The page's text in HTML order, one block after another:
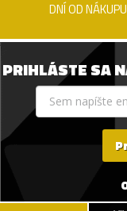
DNÍ OD NÁKUPU
PRIHLÁSTE SA